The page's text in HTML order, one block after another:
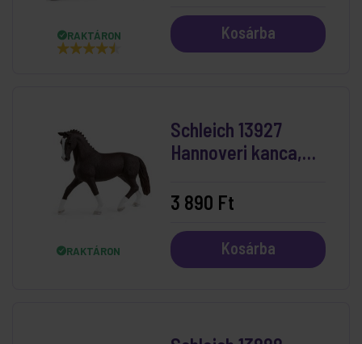
RAKTÁRON Kosárba
RAKTÁRON
Schleich 13927
Hannoveri kanca,
3 890 Ft
Kosárba